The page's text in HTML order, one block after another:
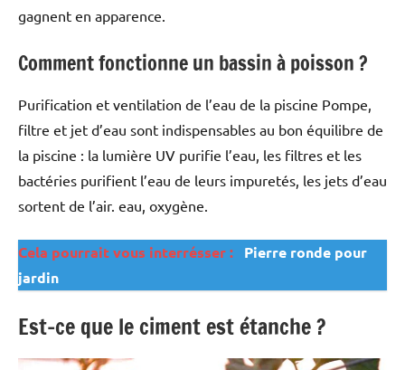
gagnent en apparence.
Comment fonctionne un bassin à poisson ?
Purification et ventilation de l’eau de la piscine Pompe,
filtre et jet d’eau sont indispensables au bon équilibre de
la piscine : la lumière UV purifie l’eau, les filtres et les
bactéries purifient l’eau de leurs impuretés, les jets d’eau
sortent de l’air. eau, oxygène.
Cela pourrait vous interrésser :
Pierre ronde pour
jardin
Est-ce que le ciment est étanche ?